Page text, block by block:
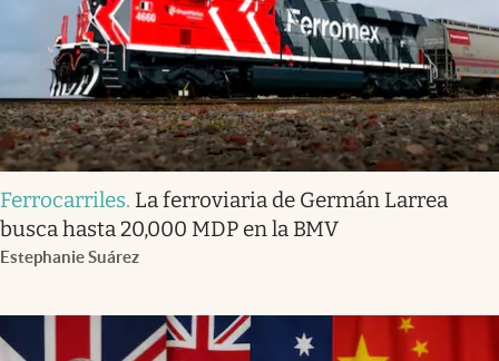
Ferrocarriles. La ferroviaria de Germán Larrea
busca hasta 20,000 MDP en la BMV
Estephanie Suárez